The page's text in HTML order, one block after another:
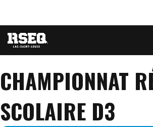
CHAMPIONNAT
SCOLAIRE D3